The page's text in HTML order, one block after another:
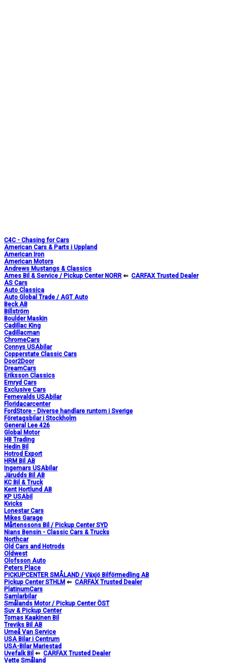
C4C - Chasing for Cars
American Cars & Parts i Uppland
American Iron
American Motors
Andrews Mustangs & Classics
Arnes Bil & Service / Pickup Center NORR ⇐ CARFAX Trusted Dealer
AS Cars
Auto Classica
Auto Global Trade / AGT Auto
Beck AB
Billström
Boulder Maskin
Cadillac King
Cadillacman
ChromeCars
Connys USAbilar
Copperstate Classic Cars
Door2Door
DreamCars
Eriksson Classics
Ernryd Cars
Exclusive Cars
Fernevalds USAbilar
Floridacarcenter
FordStore - Diverse handlare runtom i Sverige
Företagsbilar i Stockholm
General Lee 426
Global Motor
HB Trading
Hedin Bil
Hotrod Export
HRM Bil AB
Ingemars USAbilar
Järudds Bil AB
KC Bil & Truck
Kent Hortlund AB
KP USAbil
Kvicks
Lonestar Cars
Mikes Garage
Mårtenssons Bil / Pickup Center SYD
Nians Bensin - Classic Cars & Trucks
Northcar
Old Cars and Hotrods
Oldwest
Olofsson Auto
Peters Place
PICKUPCENTER SMÅLAND / Växjö Bilförmedling AB
Pickup Center STHLM ⇐ CARFAX Trusted Dealer
PlatinumCars
Samlarbilar
Smålands Motor / Pickup Center ÖST
Suv & Pickup Center
Tomas Kaakinen Bil
Treviks Bil AB
Umeå Van Service
USA Bilar i Centrum
USA-Bilar Mariestad
Uvefalk Bil ⇐ CARFAX Trusted Dealer
Vette Småland